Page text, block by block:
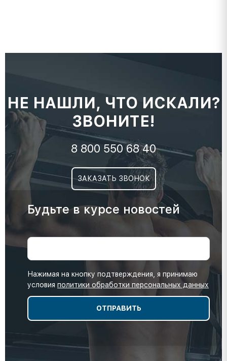
НЕ НАШЛИ, ЧТО ИСКАЛИ?
ЗВОНИТЕ!
8 800 550 68 40
ЗАКАЗАТЬ ЗВОНОК
Будьте в курсе новостей
Нажимая на кнопку подтверждения, я принимаю
условия политики обработки персональных данных